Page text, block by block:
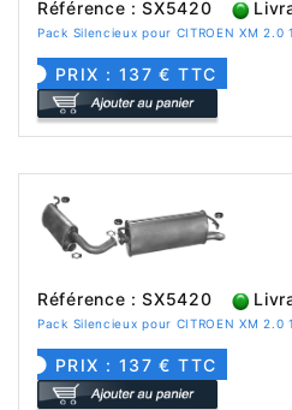
Référence : SX5420
Pack Silencieux pour CITROEN XM
PRIX : 137 € TTC
Référence : SX5420
Pack Silencieux pour CITROEN XM
PRIX : 137 € TTC